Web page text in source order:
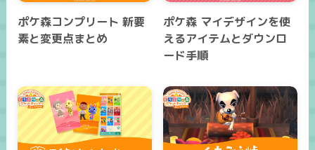
ポケ森コンプリート 新要
素と変更点まとめ
ポケ森 マイデザインを使
えるアイテムとダウンロ
ード手順